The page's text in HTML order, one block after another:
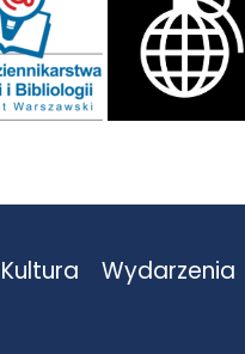
Kultura Wydarzenia